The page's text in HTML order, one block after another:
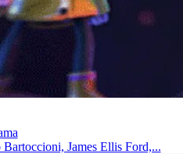
James Ellis Ford,...